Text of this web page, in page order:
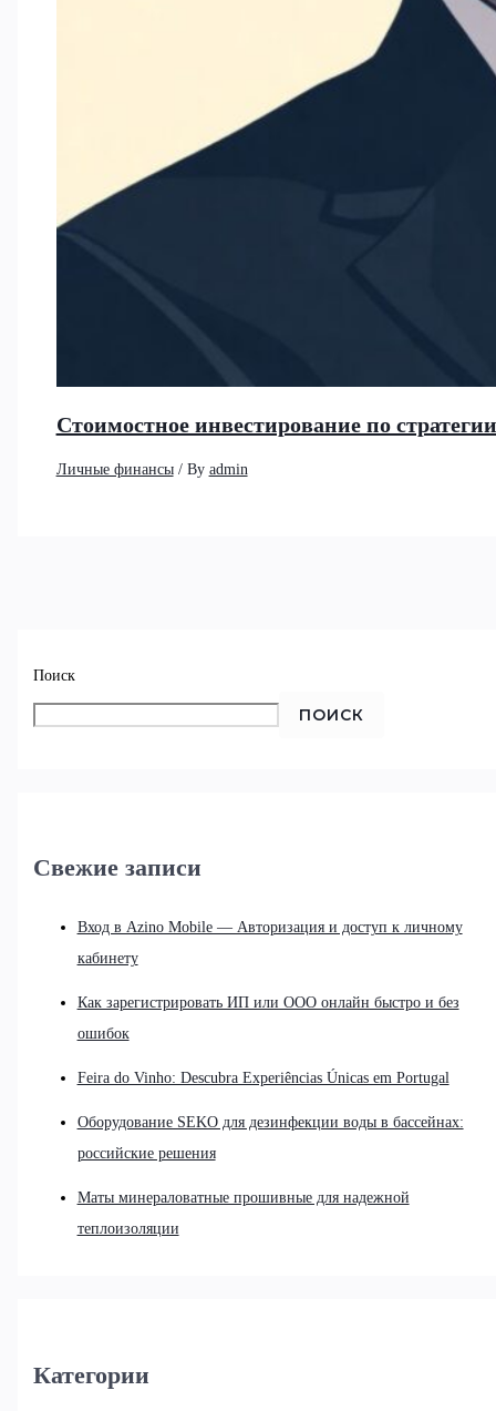
Поиск
ПОИСК
Свежие записи
Вход в Azino Mobile — Авторизация и доступ к личному
кабинету
Как зарегистрировать ИП или ООО онлайн быстро и без
ошибок
Feira do Vinho: Descubra Experiências Únicas em Portugal
Оборудование SEKO для дезинфекции воды в бассейнах:
российские решения
Маты минераловатные прошивные для надежной
теплоизоляции
Категории
Стоимостное инвестирование по
Личные финансы/ By admin